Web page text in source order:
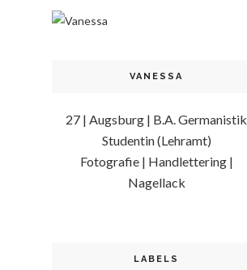
VANESSA
27 | Augsburg | B.A. Germanistik
Studentin (Lehramt)
Fotografie | Handlettering |
Nagellack
LABELS